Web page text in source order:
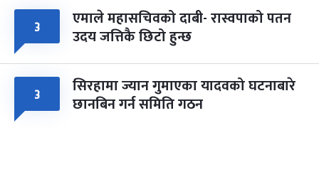
३ एमाले महासचिवको दाबी- रास्वपाको पतन
उदय जत्तिकै छिटो हुन्छ
३ सिरहामा ज्यान गुमाएका यादवको घटनाबारे
छानबिन गर्न समिति गठन